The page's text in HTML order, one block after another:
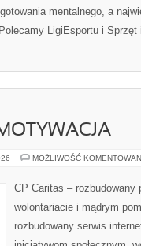
mentalnego, a
LigiEsportu i
MOŻLIWOŚĆ
CP Caritas – rozbudowany
wolontariacie i mądrym
rozbudowany serwis